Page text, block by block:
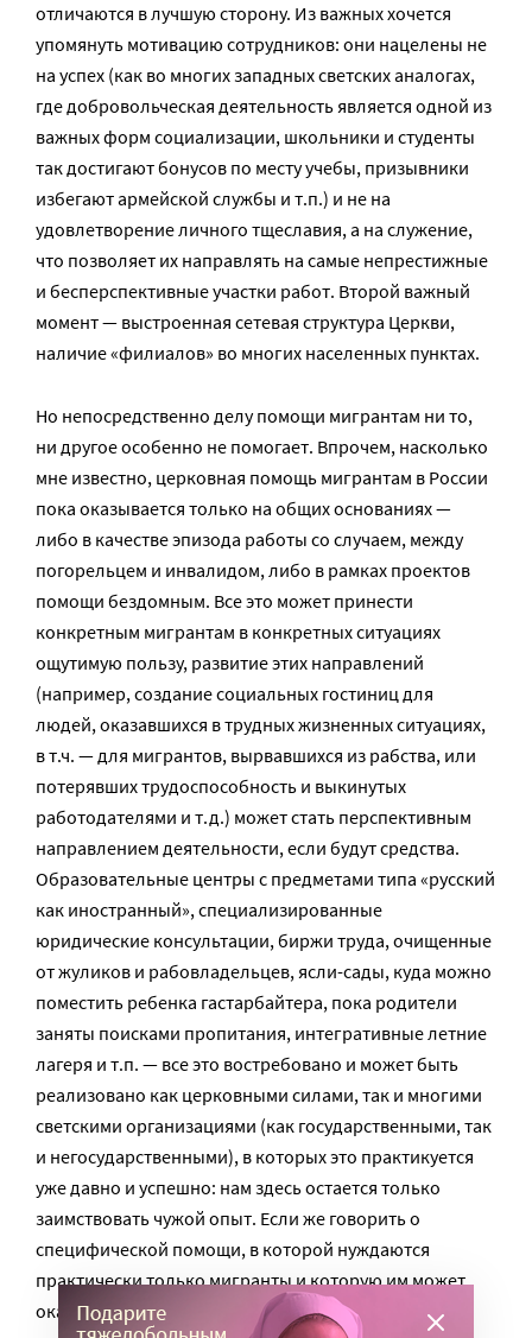
отличаются в лучшую сторону. Из важных хочется
упомянуть мотивацию сотрудников: они нацелены не
на успех (как во многих западных светских аналогах,
где добровольческая деятельность является одной из
важных форм социализации, школьники и студенты
так достигают бонусов по месту учебы, призывники
избегают армейской службы и т.п.) и не на
удовлетворение личного тщеславия, а на служение,
что позволяет их направлять на самые непрестижные
и бесперспективные участки работ. Второй важный
момент — выстроенная сетевая структура Церкви,
наличие «филиалов» во многих населенных пунктах.
Но непосредственно делу помощи мигрантам ни то,
ни другое особенно не помогает. Впрочем, насколько
мне известно, церковная помощь мигрантам в России
пока оказывается только на общих основаниях —
либо в качестве эпизода работы со случаем, между
погорельцем и инвалидом, либо в рамках проектов
помощи бездомным. Все это может принести
конкретным мигрантам в конкретных ситуациях
ощутимую пользу, развитие этих направлений
(например, создание социальных гостиниц для
людей, оказавшихся в трудных жизненных ситуациях,
в т.ч. — для мигрантов, вырвавшихся из рабства, или
потерявших трудоспособность и выкинутых
работодателями и т.д.) может стать перспективным
направлением деятельности, если будут средства.
Образовательные центры с предметами типа «русский
как иностранный», специализированные
юридические консультации, биржи труда, очищенные
от жуликов и рабовладельцев, ясли-сады, куда можно
поместить ребенка гастарбайтера, пока родители
заняты поисками пропитания, интегративные летние
лагеря и т.п. — все это востребовано и может быть
реализовано как церковными силами, так и многими
светскими организациями (как государственными, так
и негосударственными), в которых это практикуется
уже давно и успешно: нам здесь остается только
заимствовать чужой опыт. Если же говорить о
специфической помощи, в которой нуждаются
практически только мигранты и которую им может
оказать только Церковь, то надо упомянуть шаг,